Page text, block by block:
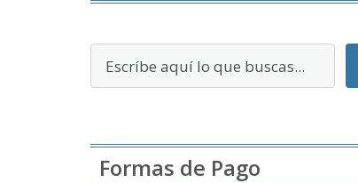
Formas de Pago